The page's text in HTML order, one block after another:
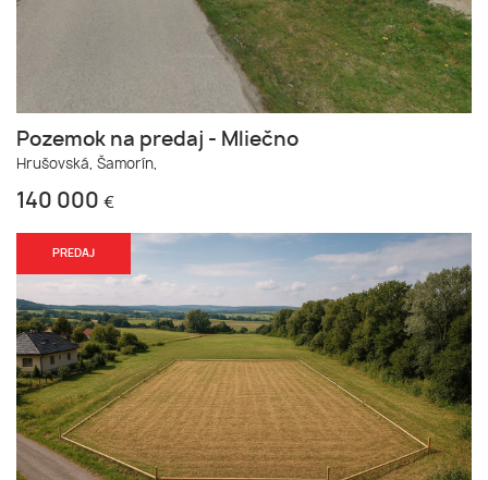
Pozemok na predaj - Mliečno
Hrušovská, Šamorín,
140 000 €
PREDAJ